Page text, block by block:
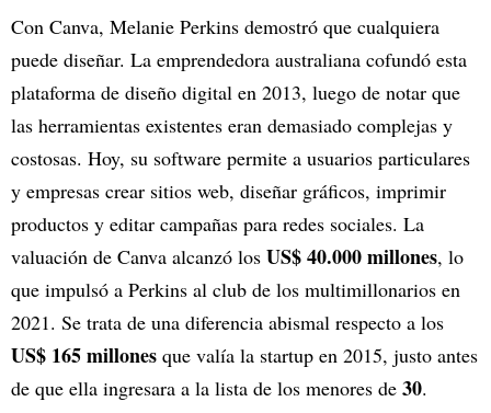
Con Canva, Melanie Perkins demostró que cualquiera
puede diseñar. La emprendedora australiana cofundó esta
plataforma de diseño digital en 2013, luego de notar que
las herramientas existentes eran demasiado complejas y
costosas. Hoy, su software permite a usuarios particulares
y empresas crear sitios web, diseñar gráficos, imprimir
productos y editar campañas para redes sociales. La
valuación de Canva alcanzó los US$ 40.000 millones, lo
que impulsó a Perkins al club de los multimillonarios en
2021. Se trata de una diferencia abismal respecto a los
US$ 165 millones que valía la startup en 2015, justo antes
de que ella ingresara a la lista de los menores de 30.